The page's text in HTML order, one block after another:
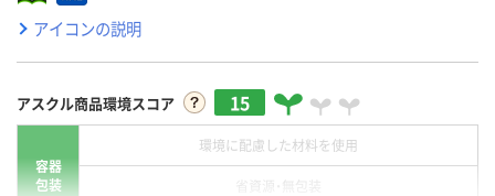
アイコンの説明
アスクル商品環境スコア 15
容器
包装
環境に配慮した材料を使用